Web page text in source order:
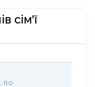
сім'ї
ПО